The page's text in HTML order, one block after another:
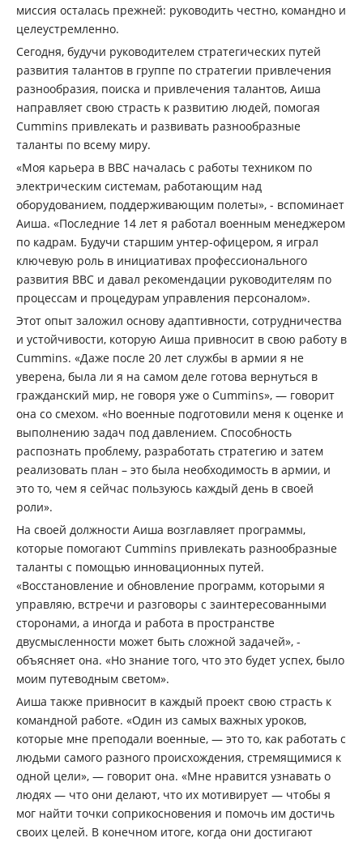
миссия осталась прежней: руководить честно, командно и
целеустремленно.
Сегодня, будучи руководителем стратегических путей
развития талантов в группе по стратегии привлечения
разнообразия, поиска и привлечения талантов, Аиша
направляет свою страсть к развитию людей, помогая
Cummins привлекать и развивать разнообразные
таланты по всему миру.
«Моя карьера в ВВС началась с работы техником по
электрическим системам, работающим над
оборудованием, поддерживающим полеты», - вспоминает
Аиша. «Последние 14 лет я работал военным менеджером
по кадрам. Будучи старшим унтер-офицером, я играл
ключевую роль в инициативах профессионального
развития ВВС и давал рекомендации руководителям по
процессам и процедурам управления персоналом».
Этот опыт заложил основу адаптивности, сотрудничества
и устойчивости, которую Аиша привносит в свою работу в
Cummins. «Даже после 20 лет службы в армии я не
уверена, была ли я на самом деле готова вернуться в
гражданский мир, не говоря уже о Cummins», — говорит
она со смехом. «Но военные подготовили меня к оценке и
выполнению задач под давлением. Способность
распознать проблему, разработать стратегию и затем
реализовать план – это была необходимость в армии, и
это то, чем я сейчас пользуюсь каждый день в своей
роли».
На своей должности Аиша возглавляет программы,
которые помогают Cummins привлекать разнообразные
таланты с помощью инновационных путей.
«Восстановление и обновление программ, которыми я
управляю, встречи и разговоры с заинтересованными
сторонами, а иногда и работа в пространстве
двусмысленности может быть сложной задачей», -
объясняет она. «Но знание того, что это будет успех, было
моим путеводным светом».
Аиша также привносит в каждый проект свою страсть к
командной работе. «Один из самых важных уроков,
которые мне преподали военные, — это то, как работать с
людьми самого разного происхождения, стремящимися к
одной цели», — говорит она. «Мне нравится узнавать о
людях — что они делают, что их мотивирует — чтобы я
мог найти точки соприкосновения и помочь им достичь
своих целей. В конечном итоге, когда они достигают